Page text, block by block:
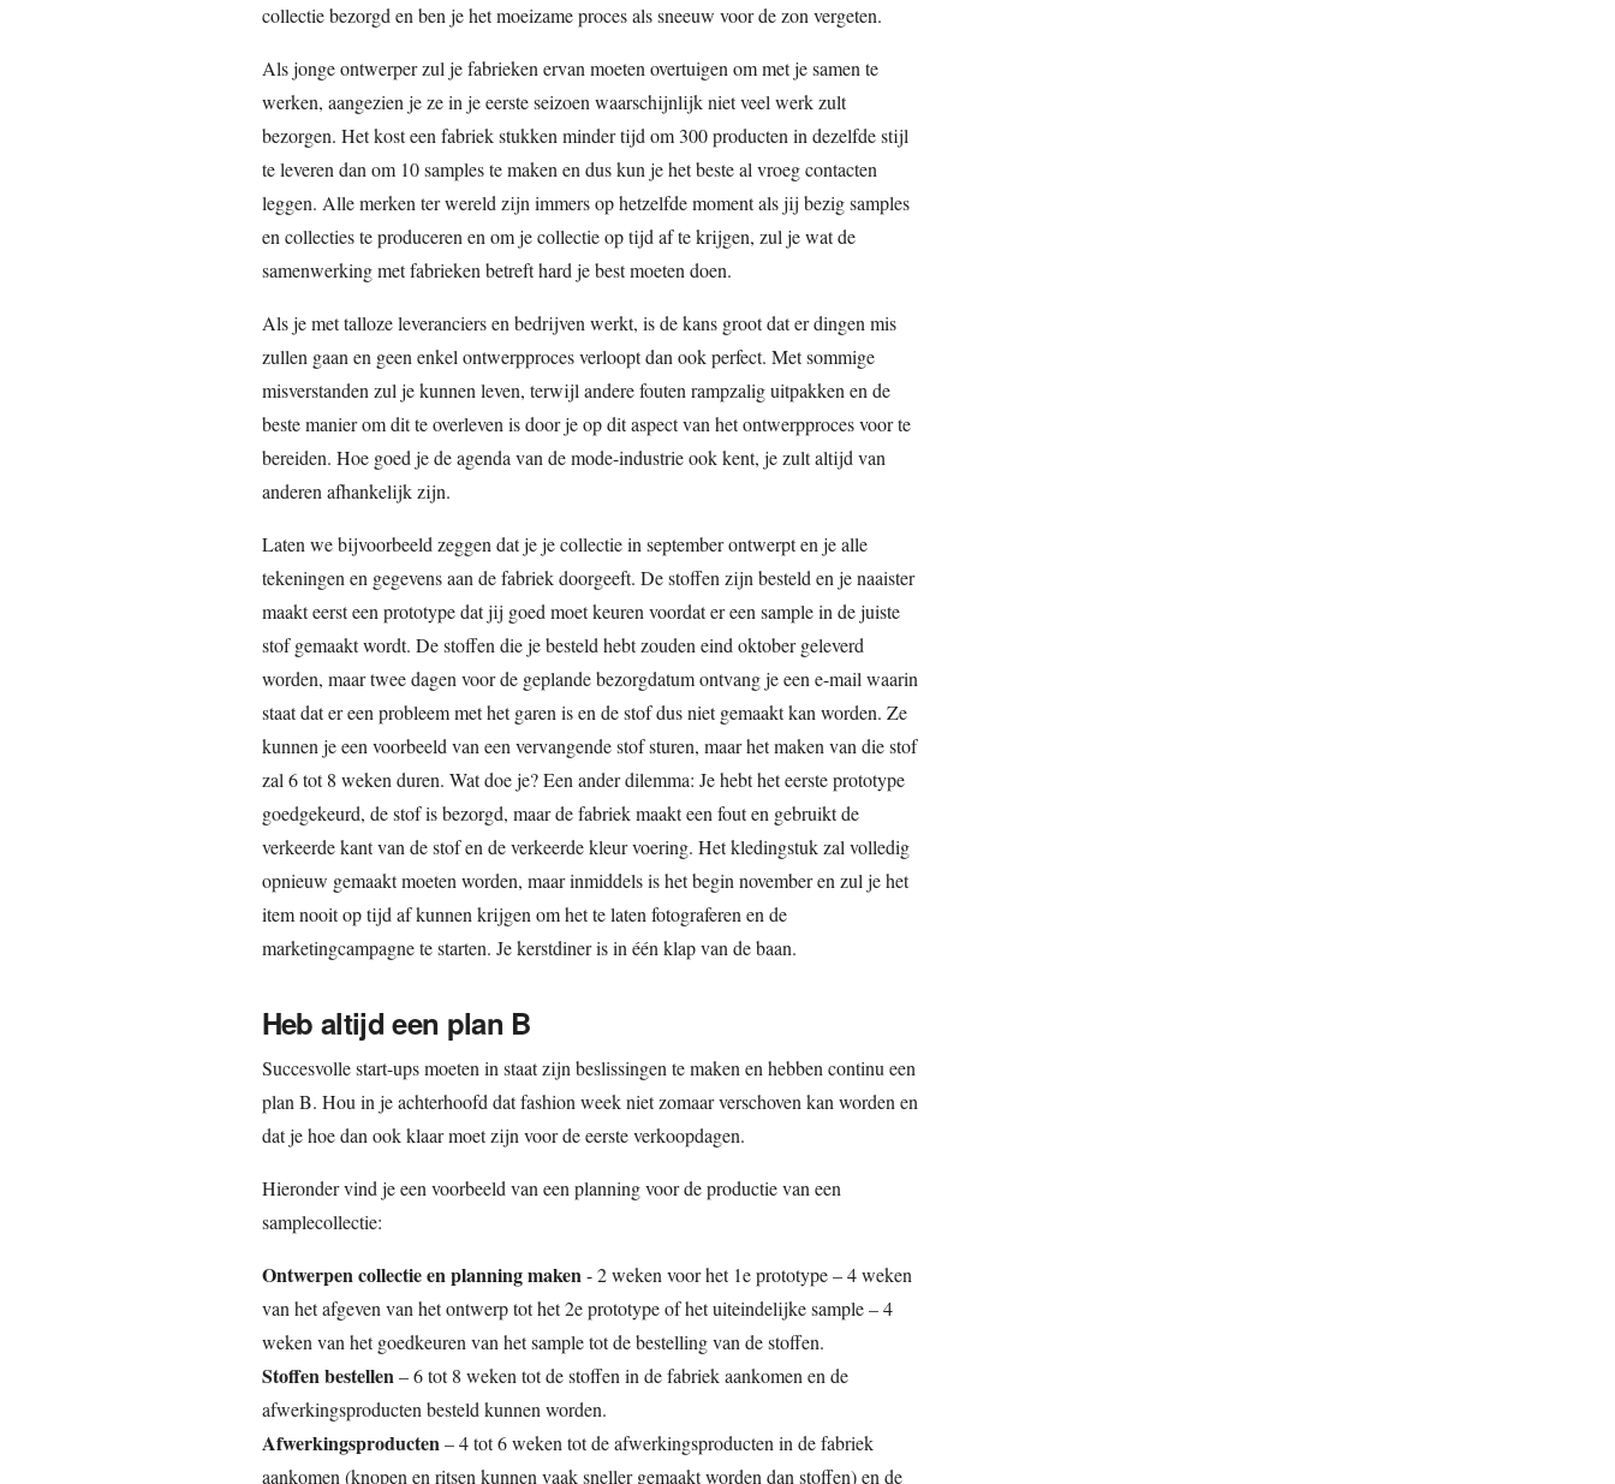
collectie bezorgd en ben je het moeizame proces als sneeuw voor de zon vergeten.
Als jonge ontwerper zul je fabrieken ervan moeten overtuigen om met je samen te
werken, aangezien je ze in je eerste seizoen waarschijnlijk niet veel werk zult
bezorgen. Het kost een fabriek stukken minder tijd om 300 producten in dezelfde stijl
te leveren dan om 10 samples te maken en dus kun je het beste al vroeg contacten
leggen. Alle merken ter wereld zijn immers op hetzelfde moment als jij bezig samples
en collecties te produceren en om je collectie op tijd af te krijgen, zul je wat de
samenwerking met fabrieken betreft hard je best moeten doen.
Als je met talloze leveranciers en bedrijven werkt, is de kans groot dat er dingen mis
zullen gaan en geen enkel ontwerpproces verloopt dan ook perfect. Met sommige
misverstanden zul je kunnen leven, terwijl andere fouten rampzalig uitpakken en de
beste manier om dit te overleven is door je op dit aspect van het ontwerpproces voor te
bereiden. Hoe goed je de agenda van de mode-industrie ook kent, je zult altijd van
anderen afhankelijk zijn.
Laten we bijvoorbeeld zeggen dat je je collectie in september ontwerpt en je alle
tekeningen en gegevens aan de fabriek doorgeeft. De stoffen zijn besteld en je naaister
maakt eerst een prototype dat jij goed moet keuren voordat er een sample in de juiste
stof gemaakt wordt. De stoffen die je besteld hebt zouden eind oktober geleverd
worden, maar twee dagen voor de geplande bezorgdatum ontvang je een e-mail waarin
staat dat er een probleem met het garen is en de stof dus niet gemaakt kan worden. Ze
kunnen je een voorbeeld van een vervangende stof sturen, maar het maken van die stof
zal 6 tot 8 weken duren. Wat doe je? Een ander dilemma: Je hebt het eerste prototype
goedgekeurd, de stof is bezorgd, maar de fabriek maakt een fout en gebruikt de
verkeerde kant van de stof en de verkeerde kleur voering. Het kledingstuk zal volledig
opnieuw gemaakt moeten worden, maar inmiddels is het begin november en zul je het
item nooit op tijd af kunnen krijgen om het te laten fotograferen en de
marketingcampagne te starten. Je kerstdiner is in één klap van de baan.
Heb altijd een plan B
Succesvolle start-ups moeten in staat zijn beslissingen te maken en hebben continu een
plan B. Hou in je achterhoofd dat fashion week niet zomaar verschoven kan worden en
dat je hoe dan ook klaar moet zijn voor de eerste verkoopdagen.
Hieronder vind je een voorbeeld van een planning voor de productie van een
samplecollectie:
Ontwerpen collectie en planning maken - 2 weken voor het 1e prototype – 4 weken
van het afgeven van het ontwerp tot het 2e prototype of het uiteindelijke sample – 4
weken van het goedkeuren van het sample tot de bestelling van de stoffen.
Stoffen bestellen – 6 tot 8 weken tot de stoffen in de fabriek aankomen en de
afwerkingsproducten besteld kunnen worden.
Afwerkingsproducten – 4 tot 6 weken tot de afwerkingsproducten in de fabriek
aankomen (knopen en ritsen kunnen vaak sneller gemaakt worden dan stoffen) en de